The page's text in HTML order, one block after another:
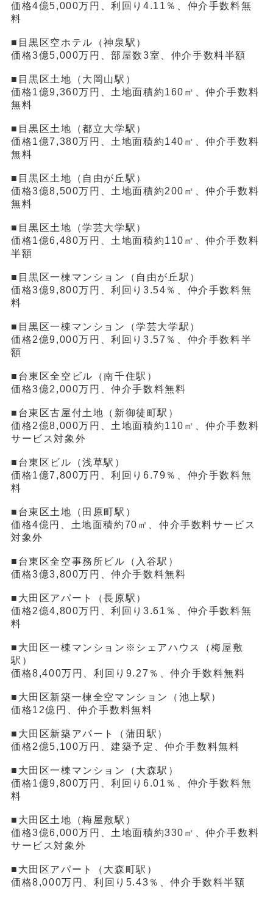
価格4億5,000万円、利回り4.11％、仲介手数料無
料
■目黒区空ホテル（神泉駅）
価格3億5,000万円、部屋数3室、仲介手数料半額
■目黒区土地（大岡山駅）
価格1億9,360万円、土地面積約160㎡、仲介手数料
無料
■目黒区土地（都立大学駅）
価格1億7,380万円、土地面積約140㎡、仲介手数料
無料
■目黒区土地（自由が丘駅）
価格3億8,500万円、土地面積約200㎡、仲介手数料
無料
■目黒区土地（学芸大学駅）
価格1億6,480万円、土地面積約110㎡、仲介手数料
半額
■目黒区一棟マンション（自由が丘駅）
価格3億9,800万円、利回り3.54％、仲介手数料無
料
■目黒区一棟マンション（学芸大学駅）
価格2億9,000万円、利回り3.57％、仲介手数料半
額
■台東区全空ビル（南千住駅）
価格3億2,000万円、仲介手数料無料
■台東区古屋付土地（新御徒町駅）
価格2億8,000万円、土地面積約110㎡、仲介手数料
サービス対象外
■台東区ビル（浅草駅）
価格1億7,800万円、利回り6.79％、仲介手数料無
料
■台東区土地（田原町駅）
価格4億円、土地面積約70㎡、仲介手数料サービス
対象外
■台東区全空事務所ビル（入谷駅）
価格3億3,800万円、仲介手数料無料
■大田区アパート（長原駅）
価格2億4,800万円、利回り3.61％、仲介手数料無
料
■大田区一棟マンション※シェアハウス（梅屋敷
駅）
価格8,400万円、利回り9.27％、仲介手数料無料
■大田区新築一棟全空マンション（池上駅）
価格12億円、仲介手数料無料
■大田区新築アパート（蒲田駅）
価格2億5,100万円、建築予定、仲介手数料無料
■大田区一棟マンション（大森駅）
価格1億9,800万円、利回り6.01％、仲介手数料無
料
■大田区土地（梅屋敷駅）
価格3億6,000万円、土地面積約330㎡、仲介手数料
サービス対象外
■大田区アパート（大森町駅）
価格8,000万円、利回り5.43％、仲介手数料半額